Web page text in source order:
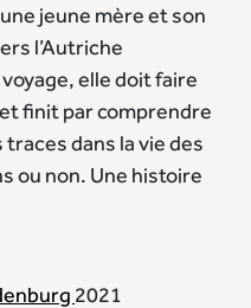
jeune mère et son
l’Autriche
elle doit faire
finit par comprendre
dans la vie des
ou non. Une histoire
2021